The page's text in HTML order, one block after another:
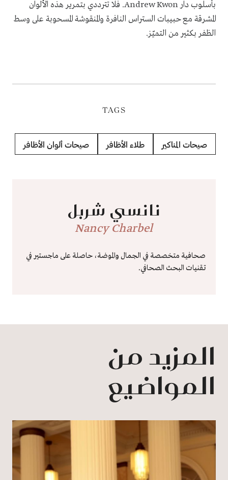
بأسلوب دار Andrew Kwon. فلا تترددي بتمرير هذه الألوان
المشرقة مع حبيبات الستراس النافرة والمنقوشة المسحوبة على وسط
الظفر بكثير من التميّز.
TAGS
صيحات المناكير طلاء الأظافر صيحات ألوان الأظافر
نانسي شربل
Nancy Charbel
صحافية متخصصة في الجمال والموضة، حاصلة على ماجستير في
تقنيات البحث الصحافي.
المزيد من
المواضيع